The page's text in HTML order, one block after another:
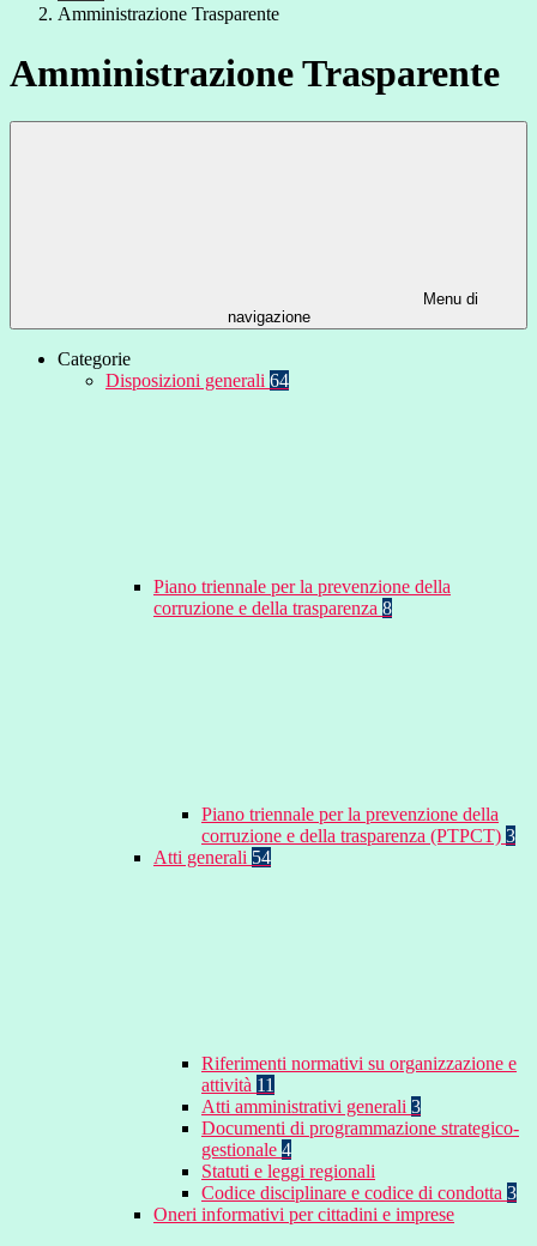
Amministrazione Trasparente
Amministrazione Trasparente
Menu di
navigazione
Categorie
Disposizioni generali 64
Piano triennale per la prevenzione della
corruzione e della trasparenza 8
Piano triennale per la prevenzione della
corruzione e della trasparenza (PTPCT) 3
Atti generali 54
Riferimenti normativi su organizzazione e
attività 11
Atti amministrativi generali 3
Documenti di programmazione strategico-
gestionale 4
Statuti e leggi regionali
Codice disciplinare e codice di condotta 3
Oneri informativi per cittadini e imprese